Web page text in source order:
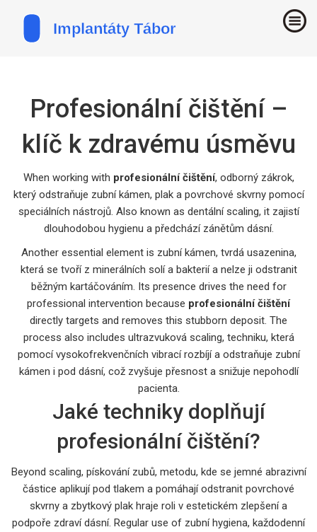
Profesionální čištění –
klíč k zdravému úsměvu
When working with profesionální čištění, odborný zákrok,
který odstraňuje zubní kámen, plak a povrchové skvrny pomocí
speciálních nástrojů. Also known as dentální scaling, it zajistí
dlouhodobou hygienu a předchází zánětům dásní.
Another essential element is zubní kámen, tvrdá usazenina,
která se tvoří z minerálních solí a bakterií a nelze ji odstranit
běžným kartáčováním. Its presence drives the need for
professional intervention because profesionální čištění
directly targets and removes this stubborn deposit. The
process also includes ultrazvuková scaling, techniku, která
pomocí vysokofrekvenčních vibrací rozbíjí a odstraňuje zubní
kámen i pod dásní, což zvyšuje přesnost a snižuje nepohodlí
pacienta.
Jaké techniky doplňují
profesionální čištění?
Beyond scaling, pískování zubů, metodu, kde se jemné abrazivní
částice aplikují pod tlakem a pomáhají odstranit povrchové
skvrny a zbytkový plak hraje roli v estetickém zlepšení a
podpoře zdraví dásní. Regular use of zubní hygiena, každodenní